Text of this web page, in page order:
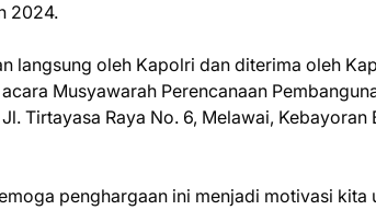
2024.
langsung oleh Kapolri dan diterima oleh
Musyawarah Perencanaan
Tirtayasa Raya No. 6, Melawai, Kebayoran
penghargaan ini menjadi motivasi